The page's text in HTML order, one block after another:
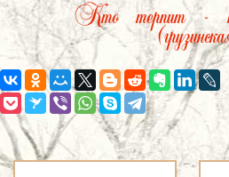
Кто терпит -